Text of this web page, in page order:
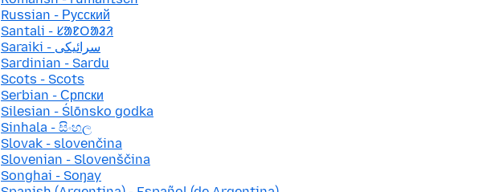
Russian - Русский
Santali - ᱥᱟᱱᱛᱟᱲᱤ
Saraiki - سرائیکی
Sardinian - Sardu
Scots - Scots
Serbian - Српски
Silesian - Ślōnsko godka
Sinhala - සිංහල
Slovak - slovenčina
Slovenian - Slovenščina
Songhai - Soŋay